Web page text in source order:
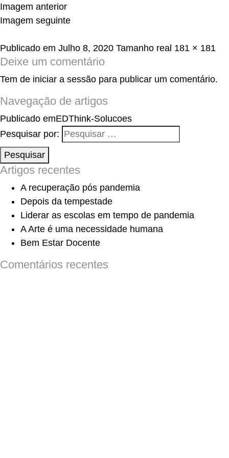
Imagem anterior
Imagem seguinte
Publicado em Julho 8, 2020 Tamanho real 181 × 181
Deixe um comentário
Tem de iniciar a sessão para publicar um comentário.
Navegação de artigos
Publicado emEDThink-Solucoes
Pesquisar por:
Pesquisar
Artigos recentes
A recuperação pós pandemia
Depois da tempestade
Liderar as escolas em tempo de pandemia
A Arte é uma necessidade humana
Bem Estar Docente
Comentários recentes